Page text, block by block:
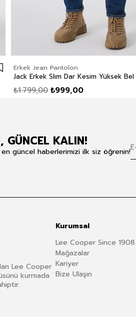
Erkek Jean Pantolon
₺999,00
₺1.799,00
GÜNCEL KALIN!
güncel haberlerimizi ilk siz öğrenin!
Lee Cooper
kurmada
Kurumsal
Lee Cooper Since 1908
Mağazalar
Kariyer
Bize Ulaşın